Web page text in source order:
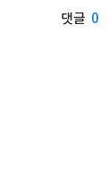
댓글 0